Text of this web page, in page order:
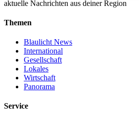
aktuelle Nachrichten aus deiner Region
Themen
Blaulicht News
International
Gesellschaft
Lokales
Wirtschaft
Panorama
Service